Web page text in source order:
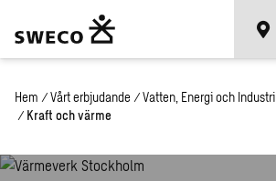
Hem / Vårt erbjudande / Vatten, Energi och Industri
/ Kraft och värme